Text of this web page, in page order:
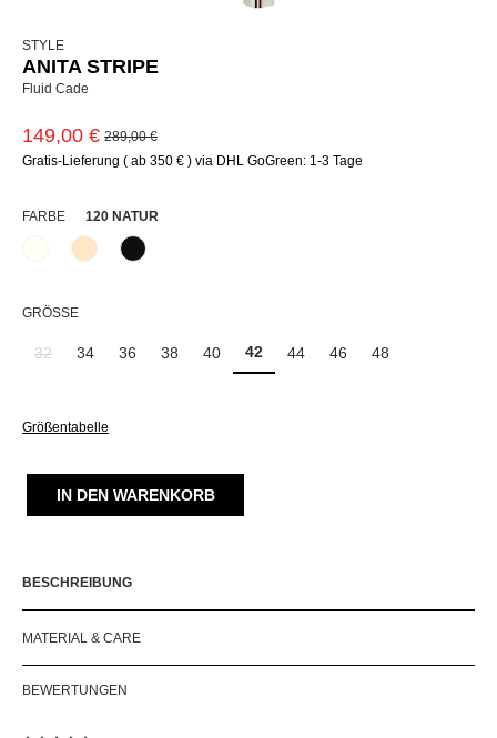
STYLE
ANITA STRIPE
Fluid Cade
149,00 € 289,00 €
Gratis-Lieferung ( ab 350 € ) via DHL GoGreen: 1-3 Tage
FARBEAUSWÄHLEN
120 NATUR
120 Natur325 Crema
(Diese Option ist zurzeit nicht verfügbar.)
990 Schwarz
GRÖSSE AUSWÄHLEN
32 34 36 38 40 42 44 46 48
Größentabelle
IN DEN WARENKORB
BESCHREIBUNG
MATERIAL & CARE
BEWERTUNGEN